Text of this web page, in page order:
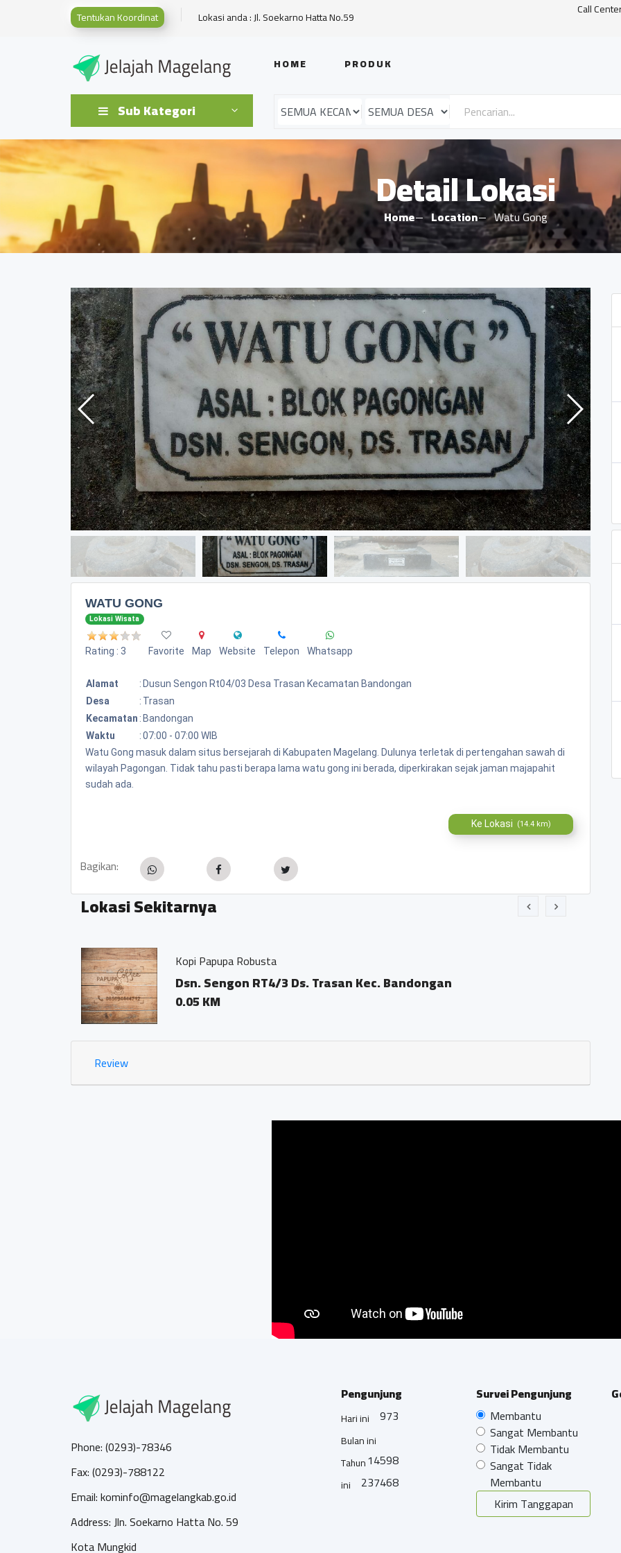
Tentukan Koordinat Lokasi anda : Jl. Soekarno Hatta No.59 Call
HOME PRODUK
Sub Kategori
Detail Lokasi
Home Location Watu Gong
WATU GONG
Lokasi Wisata
Rating : 3 Favorite Map Website Telepon Whatsapp
Alamat : Dusun Sengon Rt04/03 Desa Trasan Kecamatan Bandongan
Desa
: Trasan
Kecamatan : Bandongan
Waktu
:07:00 - 07:00 WIB
Watu Gong masuk dalam situs bersejarah di Kabupaten Magelang. Dulunya terletak di pertengahan sawah di
wilayah Pagongan. Tidak tahu pasti berapa lama watu gong ini berada, diperkirakan sejak jaman majapahit
sudah ada.
Ke Lokasi (14.4 km)
Bagikan:
Lokasi Sekitarnya
Kopi Papupa Robusta
Dsn. Sengon RT4/3 Ds. Trasan Kec. Bandongan
0.05 KM
Review
Phone: (0293)-78346
Fax: (0293)-788122
Email: kominfo@magelangkab.go.id
Address: Jln. Soekarno Hatta No. 59
Kota Mungkid
Pengunjung
Hari ini 973
Bulan ini
14598
Tahun
ini
237468
Survei Pengunjung
Membantu
Sangat Membantu
Tidak Membantu
Sangat Tidak
Membantu
Kirim Tanggapan